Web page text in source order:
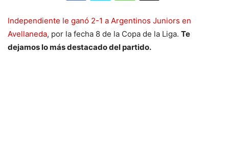
Independiente le ganó 2-1 a Argentinos Juniors en
Avellaneda, por la fecha 8 de la Copa de la Liga. Te
dejamos lo más destacado del partido.